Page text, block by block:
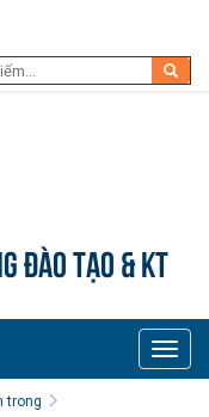
đào tạo & KT
Toggle
trong